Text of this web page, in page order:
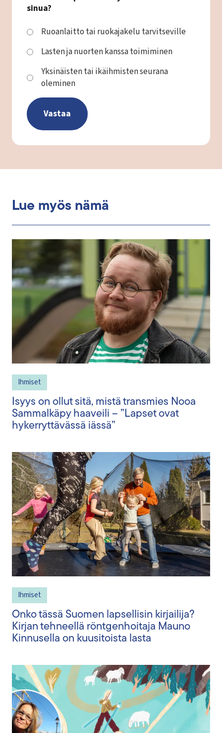
sinua?
C
o
c
Ruoanlaitto tai ruokajakelu tarvitseville
Lasten ja nuorten kanssa toimiminen
Yksinäisten tai ikäihmisten seurana
oleminen
Lue myös nämä
Ihmiset
Isyys on ollut sitä, mistä transmies Nooa
Sammalkäpy haaveili – ”Lapset ovat
hykerryttävässä iässä”
Ihmiset
Onko tässä Suomen lapsellisin kirjailija?
Kirjan tehneellä röntgenhoitaja Mauno
Kinnusella on kuusitoista lasta